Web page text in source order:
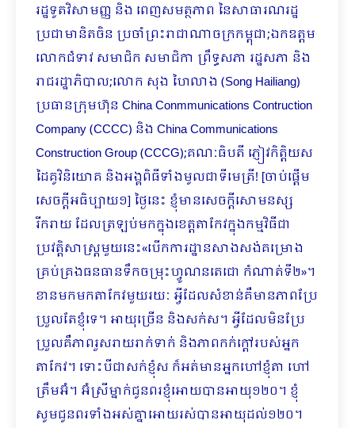
រដ្ឋទូតវិសាមញ្ញ និង ពេញសមត្ថភាព នៃសាធារណរដ្ឋ
ប្រជាមានិតចិន ប្រចាំព្រះរាជាណាចក្រកម្ពុជា;ឯកឧត្តម
លោកជំទាវ សមាជិក សមាជិកា ព្រឹទ្ធសភា រដ្ឋសភា និង
រាជរដ្ឋាភិបាល;លោក សុង ហៃលាង (Song Hailiang)
ប្រធានក្រុមហ៊ុន China Conmmunications Contruction
Company (CCCC) និង China Communications
Construction Group (CCCG);គណៈធិបតី ភ្ញៀវកិត្តិយស
ដៃគូវិនិយោគ និងអង្គពិធីទាំងមូលជាទីមេត្រី! [ចាប់ផ្តើម
សេចក្ដីអធិប្បាយ១] ថ្ងៃនេះ ខ្ញុំមានសេចក្ដីសោមនស្ស
រីករាយ ដែលត្រឡប់មកក្នុងខេត្តតាកែវក្នុងកម្មវិធីជា
ប្រវត្តិសាស្ត្រមួយនេះ«បើកការដ្ឋានសាងសង់គម្រោង
គ្រប់គ្រងធនធានទឹកចម្រុះហ្វូណនតេជោ កំណាត់ទី២»។
ខានមកមកតាកែវមួយរយៈ អ្វីដែលសំខាន់គឺមានភាពប្រែ
ប្រួលតែខ្ញុំទេ។ អាយុច្រើន និងសក់ស។ អ្វីដែលមិនប្រែ
ប្រួលគឺភាពរួស​រាយរាក់ទាក់ និងភាពកក់ក្ដៅរបស់អ្នក
តាកែវ។ ទោះបីជាសក់ខ្ញុំស ក៏អត់មានអ្នកហៅខ្ញុំតា ហៅ
ត្រឹមអ៊ំ។ អ៊ំស្រីម្នាក់ជូនពរខ្ញុំអោយបានអាយុ១២០។ ខ្ញុំ
សូមជូនពរទាំងអស់គ្នាអោយរស់បានអាយុដល់១២០។